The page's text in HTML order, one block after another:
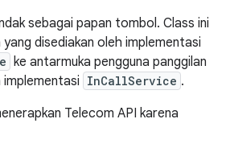
sebagai papan tombol. Class ini
disediakan oleh implementasi
ke antarmuka pengguna panggilan
implementasi InCallService .
Telecom API karena